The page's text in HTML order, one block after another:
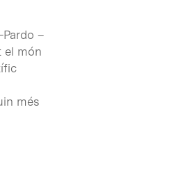
–
el món
més